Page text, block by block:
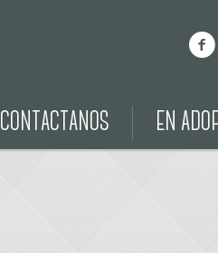
CONTACTANOS EN